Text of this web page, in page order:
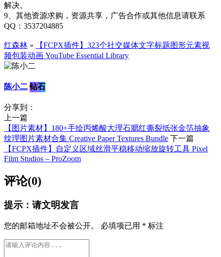
解决。
9、其他资源求购，资源共享，广告合作或其他信息请联系
QQ：3537204885
红森林 »
【FCPX插件】323个社交媒体文字标题图形元素视
频包装动画 YouTube Essential Library
陈小二 钻石
分享到：
上一篇
【图片素材】180+手绘丙烯酸大理石腮红撕裂纸张金箔抽象
纹理图片素材合集 Creative Paper Textures Bundle 下一篇
【FCPX插件】自定义区域丝滑平稳移动缩放旋转工具 Pixel
Film Studios – ProZoom
评论(0)
提示：请文明发言
您的邮箱地址不会被公开。 必填项已用 * 标注